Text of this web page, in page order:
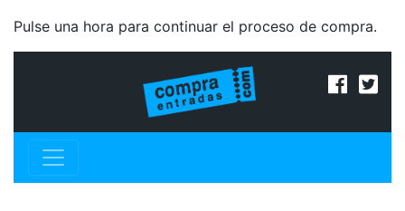
Pulse una hora para continuar el proceso de compra.